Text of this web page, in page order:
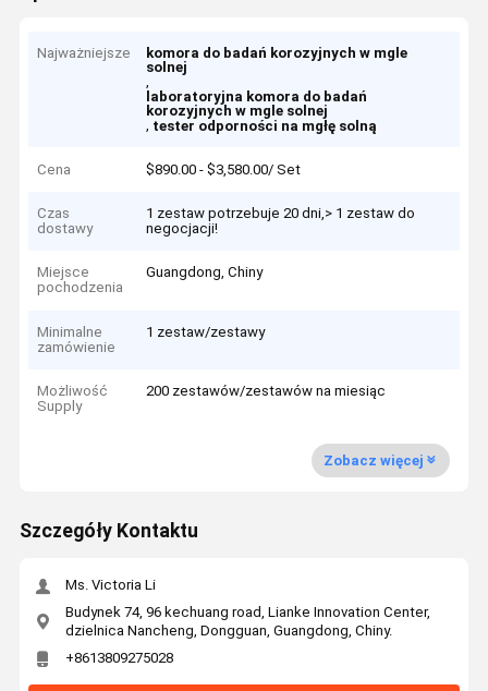
Najważniejsze
komora do badań korozyjnych w mgle
solnej
,
laboratoryjna komora do badań
korozyjnych w mgle solnej
, tester odporności na mgłę solną
Cena $890.00 - $3,580.00/ Set
Czas
dostawy
1 zestaw potrzebuje 20 dni,> 1 zestaw do
negocjacji!
Miejsce
pochodzenia
Guangdong, Chiny
Minimalne
zamówienie
1 zestaw/zestawy
Możliwość
Supply
200 zestawów/zestawów na miesiąc
Zobacz więcej
Szczegóły Kontaktu
Ms. Victoria Li
Budynek 74, 96 kechuang road, Lianke Innovation Center,
dzielnica Nancheng, Dongguan, Guangdong, Chiny.
+8613809275028